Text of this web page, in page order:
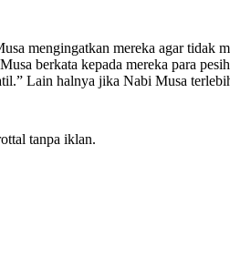
mengingatkan mereka agar tidak
berkata kepada mereka para
Lain halnya jika Nabi Musa
tanpa iklan.